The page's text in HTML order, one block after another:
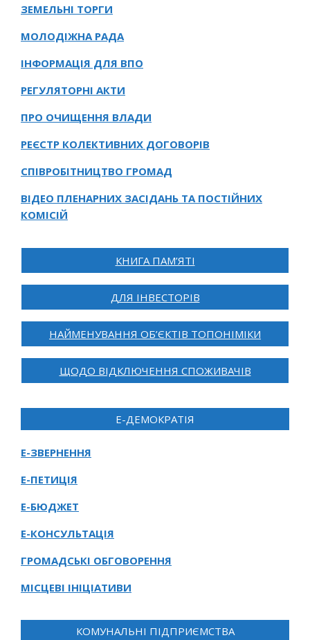
ЗЕМЕЛЬНІ ТОРГИ
МОЛОДІЖНА РАДА
ІНФОРМАЦІЯ ДЛЯ ВПО
РЕГУЛЯТОРНІ АКТИ
ПРО ОЧИЩЕННЯ ВЛАДИ
РЕЄСТР КОЛЕКТИВНИХ ДОГОВОРІВ
СПІВРОБІТНИЦТВО ГРОМАД
ВІДЕО ПЛЕНАРНИХ ЗАСІДАНЬ ТА ПОСТІЙНИХ
КОМІСІЙ
КНИГА ПАМ’ЯТІ
ДЛЯ ІНВЕСТОРІВ
НАЙМЕНУВАННЯ ОБ’ЄКТІВ ТОПОНІМІКИ
ЩОДО ВІДКЛЮЧЕННЯ СПОЖИВАЧІВ
Е-ДЕМОКРАТІЯ
Е-ЗВЕРНЕННЯ
Е-ПЕТИЦІЯ
Е-БЮДЖЕТ
Е-КОНСУЛЬТАЦІЯ
ГРОМАДСЬКІ ОБГОВОРЕННЯ
МІСЦЕВІ ІНІЦІАТИВИ
КОМУНАЛЬНІ ПІДПРИЄМСТВА